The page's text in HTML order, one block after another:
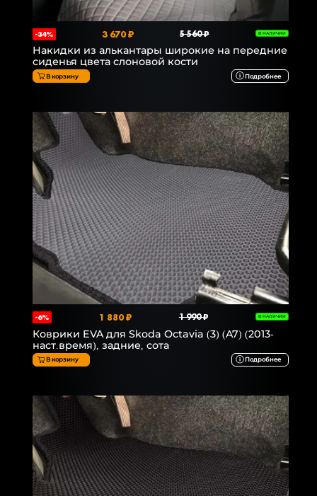
-34% 3 670 ₽ 5 560 ₽ В НАЛИЧИИ
Накидки из алькантары широкие на передние
сиденья цвета слоновой кости
В корзину Подробнее
-6% 1 880 ₽ 1 990 ₽ В НАЛИЧИИ
Коврики EVA для Skoda Octavia (3) (A7) (2013-
наст.время), задние, сота
В корзину Подробнее